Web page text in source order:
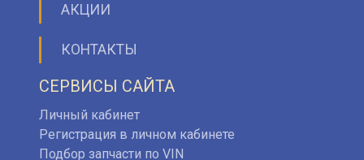
АКЦИИ
КОНТАКТЫ
СЕРВИСЫ САЙТА
Личный кабинет
Регистрация в личном кабинете
Подбор запчасти по VIN